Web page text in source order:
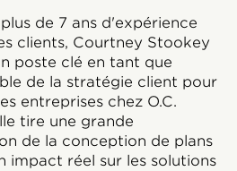
de 7 ans d'expérience
clients, Courtney Stookey
poste clé en tant que
de la stratégie client pour
entreprises chez O.C.
tire une grande
de la conception de plans
impact réel sur les solutions